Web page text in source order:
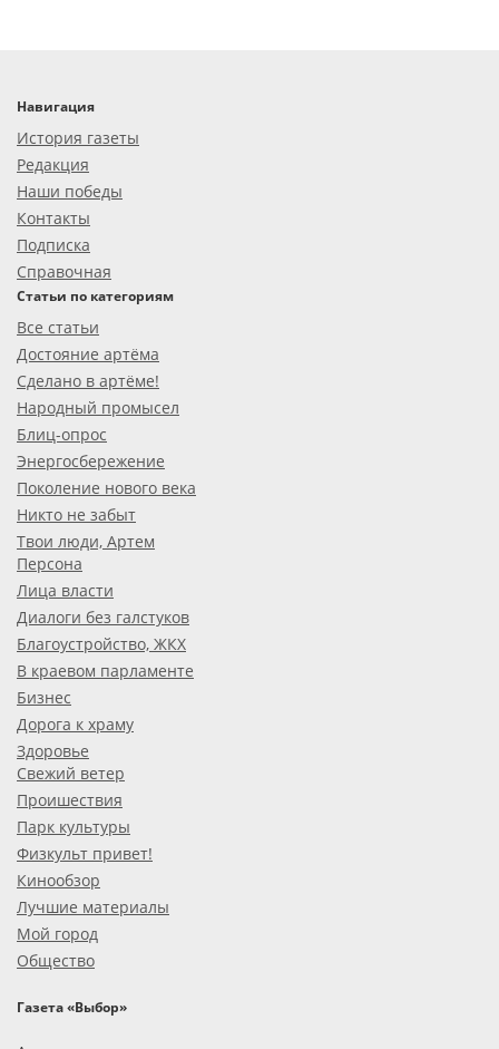
Навигация
История газеты
Редакция
Наши победы
Контакты
Подписка
Справочная
Статьи по категориям
Все статьи
Достояние артёма
Сделано в артёме!
Народный промысел
Блиц-опрос
Энергосбережение
Поколение нового века
Никто не забыт
Твои люди, Артем
Персона
Лица власти
Диалоги без галстуков
Благоустройство, ЖКХ
В краевом парламенте
Бизнес
Дорога к храму
Здоровье
Свежий ветер
Проишествия
Парк культуры
Физкульт привет!
Кинообзор
Лучшие материалы
Мой город
Общество
Газета «Выбор»